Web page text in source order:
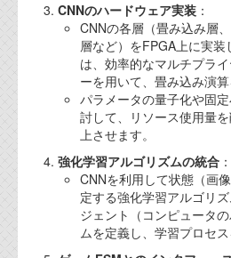
CNNのハードウェア実装 ：
CNNの各層（畳み込み層
層など）をFPGA上に実
は、効率的なマルチプラ
ーを用いて、畳み込み演算
パラメータの量子化や固
討して、リソース使用量
上させます。
強化学習アルゴリズムの統合 ：
CNNを利用して状態（画
定する強化学習アルゴリ
ジェント（コンピュータ
ムを定義し、学習プロセス